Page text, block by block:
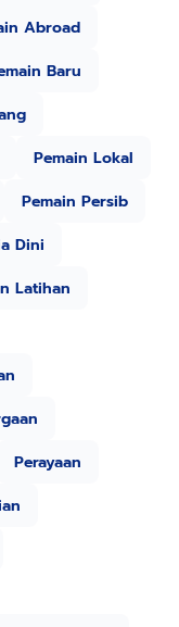
Abroad
Baru
Pemain Lokal
Pemain Persib
Dini
Latihan
Perayaan